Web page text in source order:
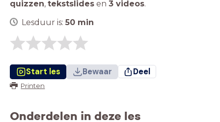
quizzen, tekstslides en 3 videos.
Lesduur is: 50 min
Start les Bewaar Deel
Printen
Onderdelen in deze les